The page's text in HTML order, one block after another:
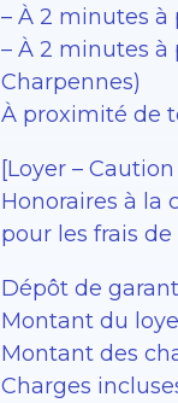
– À 2 minutes à
– À 2 minutes à
Charpennes)
À proximité de
[Loyer – Caution
Honoraires à la
pour les frais
Dépôt de
Montant du
Montant des
Charges